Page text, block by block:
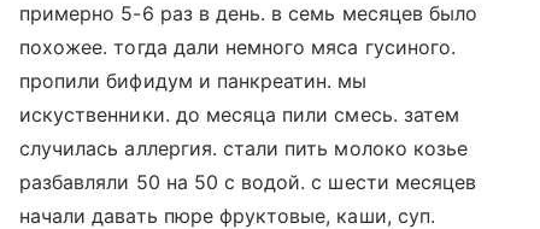
примерно 5-6 раз в день. в семь месяцев было
похожее. тогда дали немного мяса гусиного.
пропили бифидум и панкреатин. мы
искуственники. до месяца пили смесь. затем
случилась аллергия. стали пить молоко козье
разбавляли 50 на 50 с водой. с шести месяцев
начали давать пюре фруктовые, каши, суп.